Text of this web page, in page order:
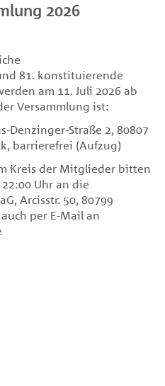
2026
81. konstituierende
am 11. Juli 2026 ab
Versammlung ist:
Denzinger-Straße 2, 80807
barrierefrei (Aufzug)
Kreis der Mitglieder bitten
Uhr an die
Arcisstr. 50, 80799
per E-Mail an